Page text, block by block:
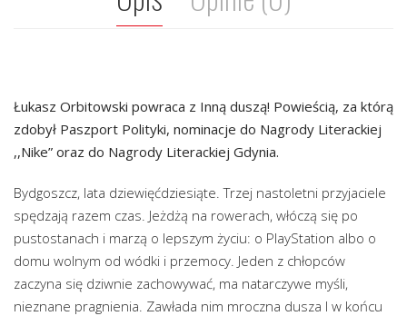
Łukasz Orbitowski powraca z Inną duszą! Powieścią, za którą
zdobył Paszport Polityki, nominacje do Nagrody Literackiej
,,Nike” oraz do Nagrody Literackiej Gdynia.
Bydgoszcz, lata dziewięćdziesiąte. Trzej nastoletni przyjaciele
spędzają razem czas. Jeżdżą na rowerach, włóczą się po
pustostanach i marzą o lepszym życiu: o PlayStation albo o
domu wolnym od wódki i przemocy. Jeden z chłopców
zaczyna się dziwnie zachowywać, ma natarczywe myśli,
nieznane pragnienia. Zawłada nim mroczna dusza I w końcu